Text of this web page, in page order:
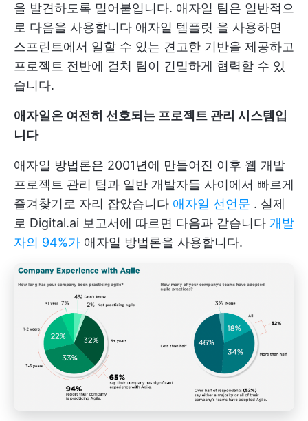
을 발견하도록 밀어붙입니다. 애자일 팀은 일반적으
로 다음을 사용합니다 애자일 템플릿 을 사용하면
스프린트에서 일할 수 있는 견고한 기반을 제공하고
프로젝트 전반에 걸쳐 팀이 긴밀하게 협력할 수 있
습니다.
애자일은 여전히 선호되는 프로젝트 관리 시스템입
니다
애자일 방법론은 2001년에 만들어진 이후 웹 개발
프로젝트 관리 팀과 일반 개발자들 사이에서 빠르게
즐겨찾기로 자리 잡았습니다 애자일 선언문 . 실제
로 Digital.ai 보고서에 따르면 다음과 같습니다 개발
자의 94%가 애자일 방법론을 사용합니다.